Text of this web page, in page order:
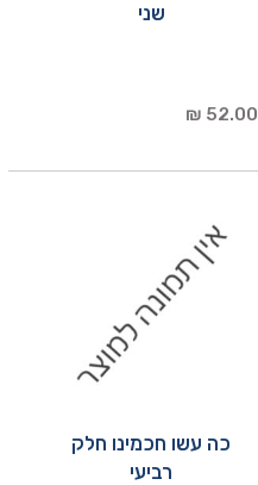
שני
52.00 ₪
כה עשו חכמינו חלק
רביעי